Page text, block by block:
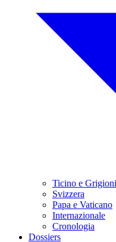
Ticino e
Svizzera
Papa e Vaticano
Internazionale
Cronologia
Dossiers